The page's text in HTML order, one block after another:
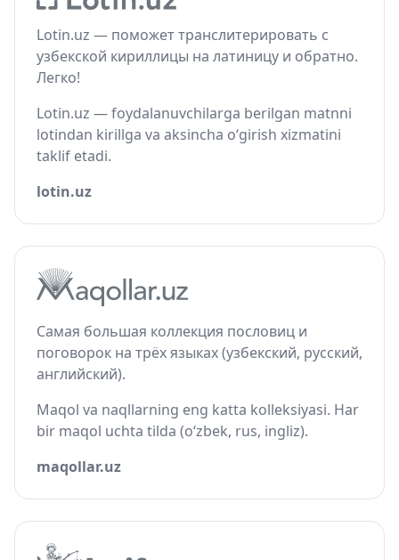
Lotin.uz — поможет транслитерировать с
узбекской кириллицы на латиницу и обратно.
Легко!
Lotin.uz — foydalanuvchilarga berilgan matnni
lotindan kirillga va aksincha o‘girish xizmatini
taklif etadi.
lotin.uz
Самая большая коллекция пословиц и
поговорок на трёх языках (узбекский, русский,
английский).
Maqol va naqllarning eng katta kolleksiyasi. Har
bir maqol uchta tilda (o‘zbek, rus, ingliz).
maqollar.uz